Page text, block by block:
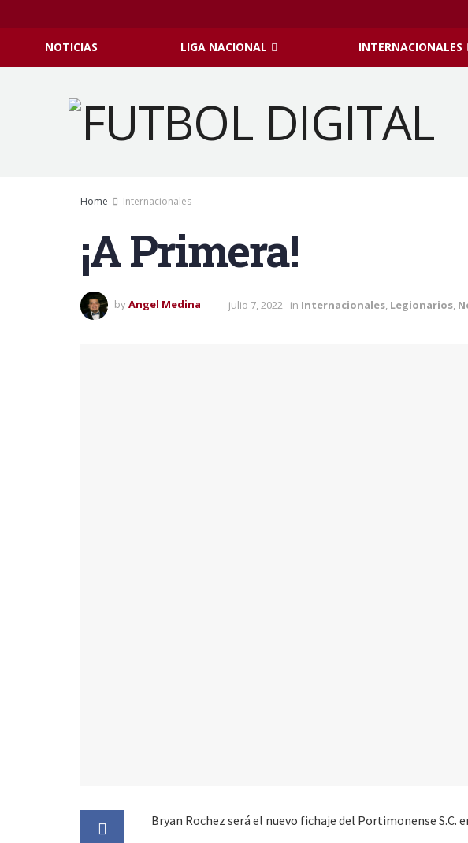
NOTICIAS LIGA NACIONAL INTERNACIONALES
Home Internacionales
¡A Primera!
byAngel Medina julio 7, 2022 in Internacionales Legionarios
Bryan Rochez será el nuevo fichaje del Portimonense